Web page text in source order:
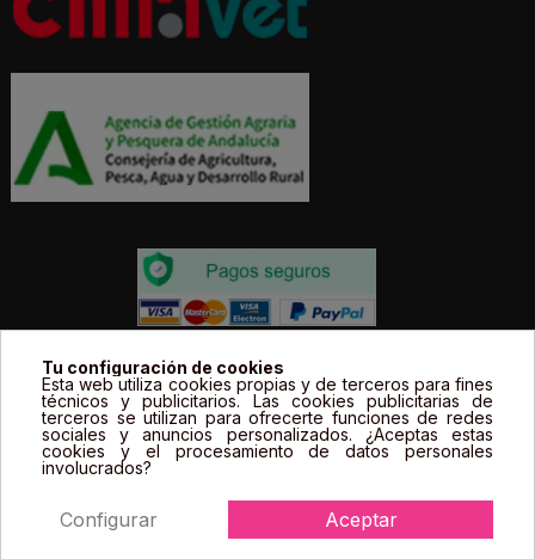
Todos los precios estás expresados en Euros e
incluyen el IVA. | Todas las marcas, logotipos y fotos de
productos son propiedad legal de sus propietarios y
sólo se muestran a título informativo.
Tu configuración de cookies
Esta web utiliza cookies propias y de terceros para fines
técnicos y publicitarios. Las cookies publicitarias de
terceros se utilizan para ofrecerte funciones de redes
sociales y anuncios personalizados. ¿Aceptas estas
cookies y el procesamiento de datos personales
involucrados?
Aceptar
Configurar